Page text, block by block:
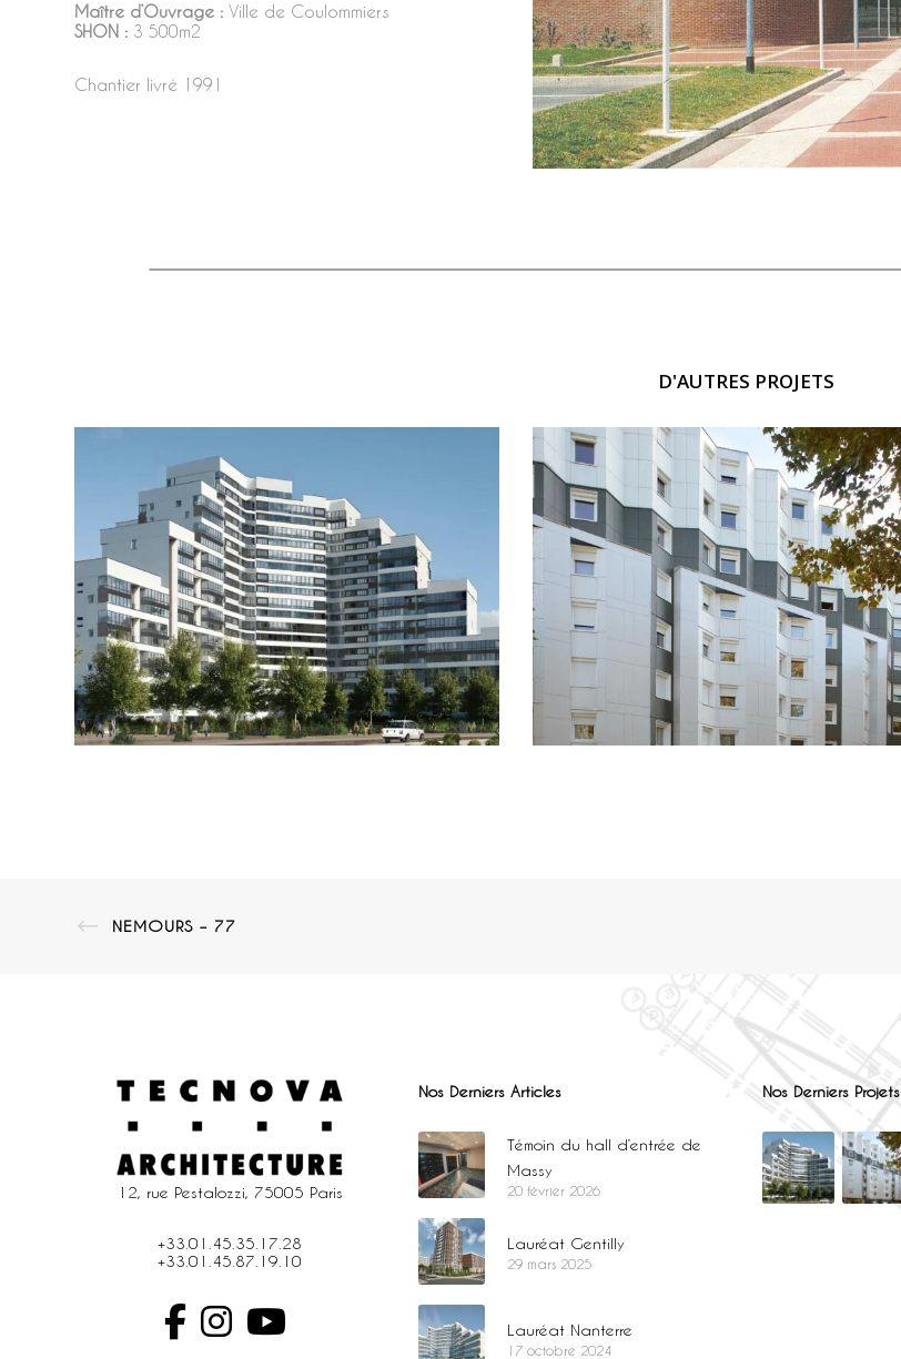
Maître d’Ouvrage : Ville de Coulommiers
SHON : 3 500m2
Chantier livré 1991
D'AUTRES PROJETS
NEMOURS – 77
12, rue Pestalozzi, 75005 Paris
+33.01.45.35.17.28
+33.01.45.87.19.10
Nos Derniers Articles
Témoin du hall d’entrée de
Massy
20 février 2026
Lauréat Gentilly
29 mars 2025
Lauréat Nanterre
17 octobre 2024
Nos Derniers Projets